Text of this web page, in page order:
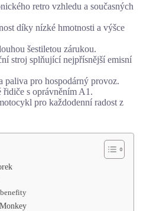
retro vzhledu a současných
díky nízké hmotnosti a výšce
šestiletou zárukou.
stroj splňující nejpřísnější emisní
paliva pro hospodárný provoz.
s oprávněním A1.
pro každodenní radost z